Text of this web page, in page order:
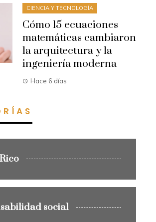
CIENCIA Y TECNOLOGÍA
Cómo 15 ecuaciones
matemáticas cambiaron
la arquitectura y la
ingeniería moderna
Hace 6 días
social